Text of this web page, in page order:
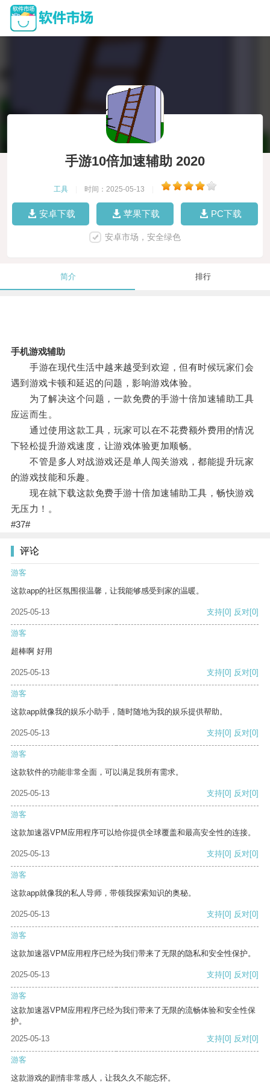
手游10倍加速辅助 2020
工具 时间：2025-05-13
安卓下载 苹果下载 PC下载
安卓市场，安全绿色
简介 排行
手机游戏辅助
手游在现代生活中越来越受到欢迎，但有时候玩家们会
遇到游戏卡顿和延迟的问题，影响游戏体验。
为了解决这个问题，一款免费的手游十倍加速辅助工具
应运而生。
通过使用这款工具，玩家可以在不花费额外费用的情况
下轻松提升游戏速度，让游戏体验更加顺畅。
不管是多人对战游戏还是单人闯关游戏，都能提升玩家
的游戏技能和乐趣。
现在就下载这款免费手游十倍加速辅助工具，畅快游戏
无压力！。
#37#
评论
游客
这款app的社区氛围很温馨，让我能够感受到家的温暖。
2025-05-13 支持[0] 反对[0]
游客
超棒啊 好用
2025-05-13 支持[0] 反对[0]
游客
这款app就像我的娱乐小助手，随时随地为我的娱乐提供帮助。
2025-05-13 支持[0] 反对[0]
游客
这款软件的功能非常全面，可以满足我所有需求。
2025-05-13 支持[0] 反对[0]
游客
这款加速器VPM应用程序可以给你提供全球覆盖和最高安全性的连接。
2025-05-13 支持[0] 反对[0]
游客
这款app就像我的私人导师，带领我探索知识的奥秘。
2025-05-13 支持[0] 反对[0]
游客
这款加速器VPM应用程序已经为我们带来了无限的隐私和安全性保护。
2025-05-13 支持[0] 反对[0]
游客
这款加速器VPM应用程序已经为我们带来了无限的流畅体验和安全性保
护。
2025-05-13
支持[0] 反对[0]
游客
这款游戏的剧情非常感人，让我久久不能忘怀。